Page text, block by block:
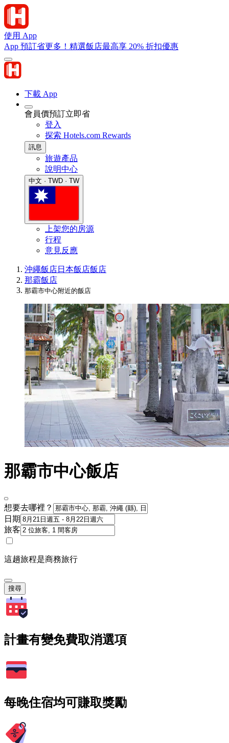
使用 App
App 預訂省更多！精選飯店最高享 20% 折扣優惠
下載 App
會員價預訂立即省
登入
探索 Hotels.com Rewards
訊息
旅遊產品
說明中心
中文 · TWD · TW
上架您的房源
行程
意見反應
沖繩飯店日本飯店飯店
那霸飯店
那霸市中心附近的飯店
那霸市中心飯店
想要去哪裡？
日期
旅客
這趟旅程是商務旅行
搜尋
計畫有變免費取消選項
每晚住宿均可賺取獎勵